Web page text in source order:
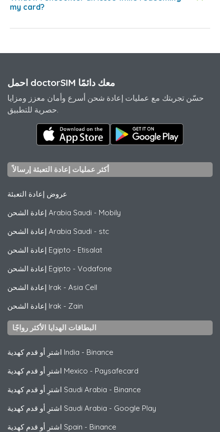
my card?
احمل doctorSIM معك دائمًا
حسّن تجربتك مع عمليات إعادة شحن أسرع وأمان معزز ومزايا
حصرية للتطبيق.
أكثر عمليات إعادة التعبئة إرسالاً
عروض إعادة التعبئة
إعادة الشحن Arabia Saudi - Mobily
إعادة الشحن Arabia Saudi - stc
إعادة الشحن Egipto - Etisalat
إعادة الشحن Egipto - Vodafone
إعادة الشحن Irak - Asia Cell
إعادة الشحن Irak - Zain
البطاقات الهدايا الأكثر رواجًا
اشترِ أو قدم كهدية India - Binance
اشترِ أو قدم كهدية Mexico - Paysafecard
اشترِ أو قدم كهدية Saudi Arabia - Binance
اشترِ أو قدم كهدية Saudi Arabia - Google Play
اشترِ أو قدم كهدية Spain - Binance